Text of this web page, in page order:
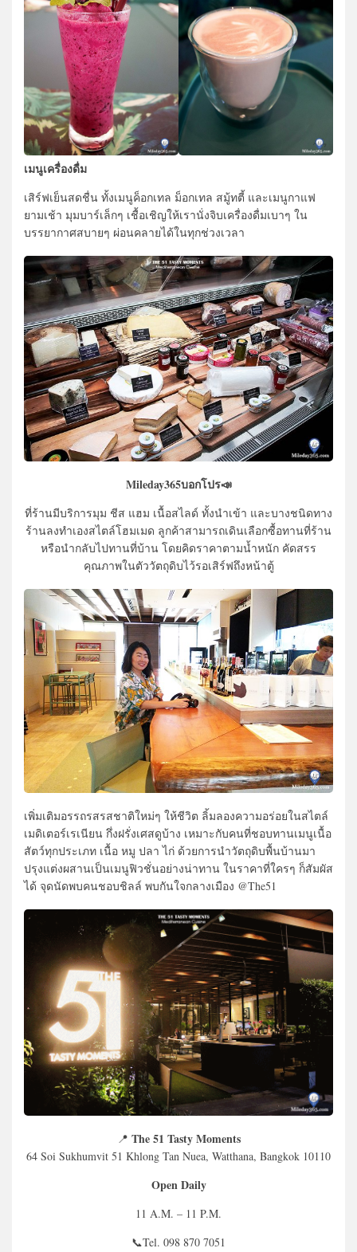
เมนูเครื่องดื่ม
เสิร์ฟเย็นสดชื่น ทั้งเมนูค็อกเทล ม็อกเทล สมู้ทตี้ และเมนูกาแฟ
ยามเช้า มุมบาร์เล็กๆ เชื้อเชิญให้เรานั่งจิบเครื่องดื่มเบาๆ ใน
บรรยากาศสบายๆ ผ่อนคลายได้ในทุกช่วงเวลา
Mileday365บอกโปร📣
ที่ร้านมีบริการมุม ชีส แฮม เนื้อสไลด์ ทั้งนำเข้า และบางชนิดทาง
ร้านลงทำเองสไตล์โฮมเมด ลูกค้าสามารถเดินเลือกซื้อทานที่ร้าน
หรือนำกลับไปทานที่บ้าน โดยคิดราคาตามน้ำหนัก คัดสรร
คุณภาพในตัววัตถุดิบไว้รอเสิร์ฟถึงหน้าตู้
เพิ่มเติมอรรถรสรสชาติใหม่ๆ ให้ชีวิต ลิ้มลองความอร่อยในสไตล์
เมดิเตอร์เรเนียน กึ่งฝรั่งเศสดูบ้าง เหมาะกับคนที่ชอบทานเมนูเนื้อ
สัตว์ทุกประเภท เนื้อ หมู ปลา ไก่ ด้วยการนำวัตถุดิบพื้นบ้านมา
ปรุงแต่งผสานเป็นเมนูฟิวชั่นอย่างน่าทาน ในราคาที่ใครๆ ก็สัมผัส
ได้ จุดนัดพบคนชอบชิลล์ พบกันใจกลางเมือง @The51
📍 The 51 Tasty Moments
64 Soi Sukhumvit 51 Khlong Tan Nuea, Watthana, Bangkok 10110
Open Daily
11 A.M. – 11 P.M.
📞Tel. 098 870 7051